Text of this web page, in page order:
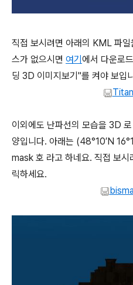
직접 보시려면 아래의 KML 파
스가 없으시면 여기 에서 다운로
딩 3D 이미지보기"를 켜야 보입
이외에도 난파선의 모습을 3D
양입니다. 아래는 (48°10′N
mask 호 라고 하네요. 직접 보
릭하세요.